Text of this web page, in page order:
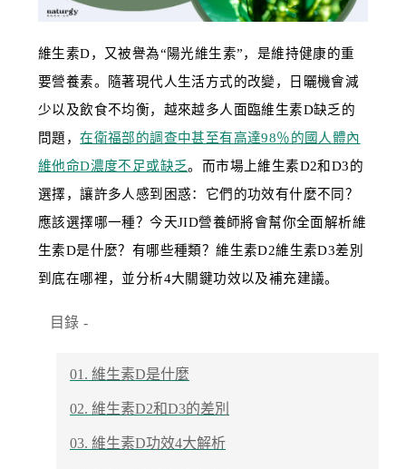
維生素D，又被譽為“陽光維生素”，是維持健康的重
要營養素。隨著現代人生活方式的改變，日曬機會減
少以及飲食不均衡，越來越多人面臨維生素D缺乏的
問題，在衛福部的調查中甚至有高達98％的國人體內
維他命D濃度不足或缺乏。而市場上維生素D2和D3的
選擇，讓許多人感到困惑：它們的功效有什麼不同？
應該選擇哪一種？今天JID營養師將會幫你全面解析維
生素D是什麼？有哪些種類？維生素D2維生素D3差別
到底在哪裡，並分析4大關鍵功效以及補充建議。
目錄 -
01. 維生素D是什麼
02. 維生素D2和D3的差別
03. 維生素D功效4大解析